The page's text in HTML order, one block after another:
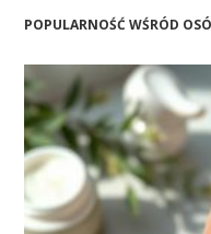
POPULARNOŚĆ WŚRÓD